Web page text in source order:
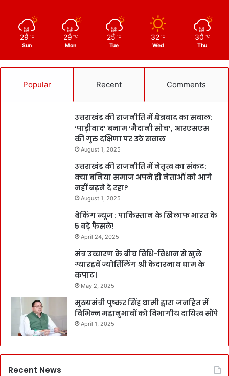
29 ℃
Sun
29 ℃
Mon
25 ℃
Tue
32 ℃
Wed
30 ℃
Thu
Popular Recent Comments
उत्तराखंड की राजनीति में क्षेत्रवाद का सवाल:
‘पाड़ीवाद’ बनाम ‘मैदानी सोच’, आरएसएस
की गुरु दक्षिणा पर उठे सवाल
August 1, 2025
उत्तराखंड की राजनीति में नेतृत्व का संकट:
क्या बनिया समाज अपने ही नेताओं को आगे
नहीं बढ़ने दे रहा?
August 1, 2025
ब्रेकिंग न्यूज : पाकिस्तान के खिलाफ भारत के
5 बड़े फैसले!
April 24, 2025
मंत्र उच्चारण के बीच विधि-विधान से खुले
ग्यारहवें ज्योर्तिलिंग श्री केदारनाथ धाम के
कपाट।
May 2, 2025
मुख्यमंत्री पुष्कर सिंह धामी द्वारा जनहित में
विभिन्न महानुभावों को विभागीय दायित्व सौंपे
April 1, 2025
Recent News